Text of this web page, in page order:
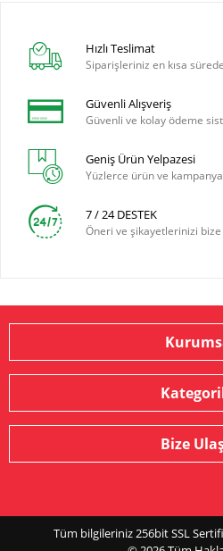
Hızlı Teslimat
Siparişleriniz en kısa
Güvenli Alışveriş
Güvenli ve kolay ödeme
Geniş Ürün Yelpazesi
Yüzlerce ürün ve
7 / 24 DESTEK
Öneri ve şikayetlerinizi
Bize
Tüm bilgileriniz 256bit SSL